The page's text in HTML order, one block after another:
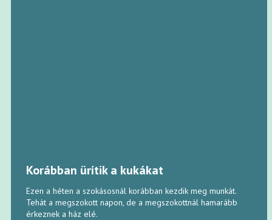
Korábban ürítik a kukákat
Ezen a héten a szokásosnál korábban kezdik meg munkát.
Tehát a megszokott napon, de a megszokottnál hamarább
érkeznek a ház elé.